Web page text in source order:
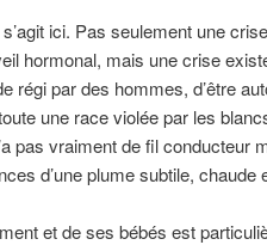
ici. Pas seulement une
hormonal, mais une crise
régi par des hommes, d’être
une race violée par les
pas vraiment de fil conducteur
d’une plume subtile, chaude
et de ses bébés est